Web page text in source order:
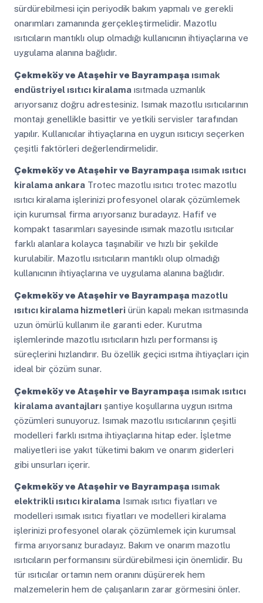
sürdürebilmesi için periyodik bakım yapmalı ve gerekli
onarımları zamanında gerçekleştirmelidir. Mazotlu
ısıtıcıların mantıklı olup olmadığı kullanıcının ihtiyaçlarına ve
uygulama alanına bağlıdır.
Çekmeköy ve Ataşehir ve Bayrampaşa ısımak
endüstriyel ısıtıcı kiralamaısıtmada uzmanlık
arıyorsanız doğru adrestesiniz. Isımak mazotlu ısıtıcılarının
montajı genellikle basittir ve yetkili servisler tarafından
yapılır. Kullanıcılar ihtiyaçlarına en uygun ısıtıcıyı seçerken
çeşitli faktörleri değerlendirmelidir.
Çekmeköy ve Ataşehir ve Bayrampaşa ısımak ısıtıcı
kiralama ankaraTrotec mazotlu ısıtıcı trotec mazotlu
ısıtıcı kiralama işlerinizi profesyonel olarak çözümlemek
için kurumsal firma arıyorsanız buradayız. Hafif ve
kompakt tasarımları sayesinde ısımak mazotlu ısıtıcılar
farklı alanlara kolayca taşınabilir ve hızlı bir şekilde
kurulabilir. Mazotlu ısıtıcıların mantıklı olup olmadığı
kullanıcının ihtiyaçlarına ve uygulama alanına bağlıdır.
Çekmeköy ve Ataşehir ve Bayrampaşa mazotlu
ısıtıcı kiralama hizmetleriürün kapalı mekan ısıtmasında
uzun ömürlü kullanım ile garanti eder. Kurutma
işlemlerinde mazotlu ısıtıcıların hızlı performansı iş
süreçlerini hızlandırır. Bu özellik geçici ısıtma ihtiyaçları için
ideal bir çözüm sunar.
Çekmeköy ve Ataşehir ve Bayrampaşa ısımak ısıtıcı
kiralama avantajlarışantiye koşullarına uygun ısıtma
çözümleri sunuyoruz. Isımak mazotlu ısıtıcılarının çeşitli
modelleri farklı ısıtma ihtiyaçlarına hitap eder. İşletme
maliyetleri ise yakıt tüketimi bakım ve onarım giderleri
gibi unsurları içerir.
Çekmeköy ve Ataşehir ve Bayrampaşa ısımak
elektrikli ısıtıcı kiralamaIsımak ısıtıcı fiyatları ve
modelleri ısımak ısıtıcı fiyatları ve modelleri kiralama
işlerinizi profesyonel olarak çözümlemek için kurumsal
firma arıyorsanız buradayız. Bakım ve onarım mazotlu
ısıtıcıların performansını sürdürebilmesi için önemlidir. Bu
tür ısıtıcılar ortamın nem oranını düşürerek hem
malzemelerin hem de çalışanların zarar görmesini önler.